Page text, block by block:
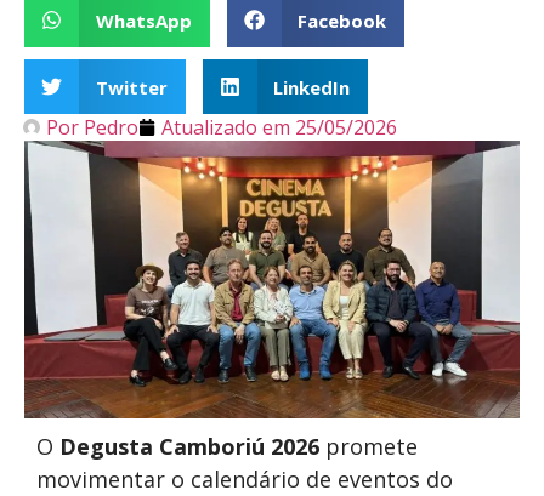
WhatsApp Facebook
Twitter LinkedIn
Por Pedro Atualizado em 25/05/2026
O Degusta Camboriú 2026 promete
movimentar o calendário de eventos do